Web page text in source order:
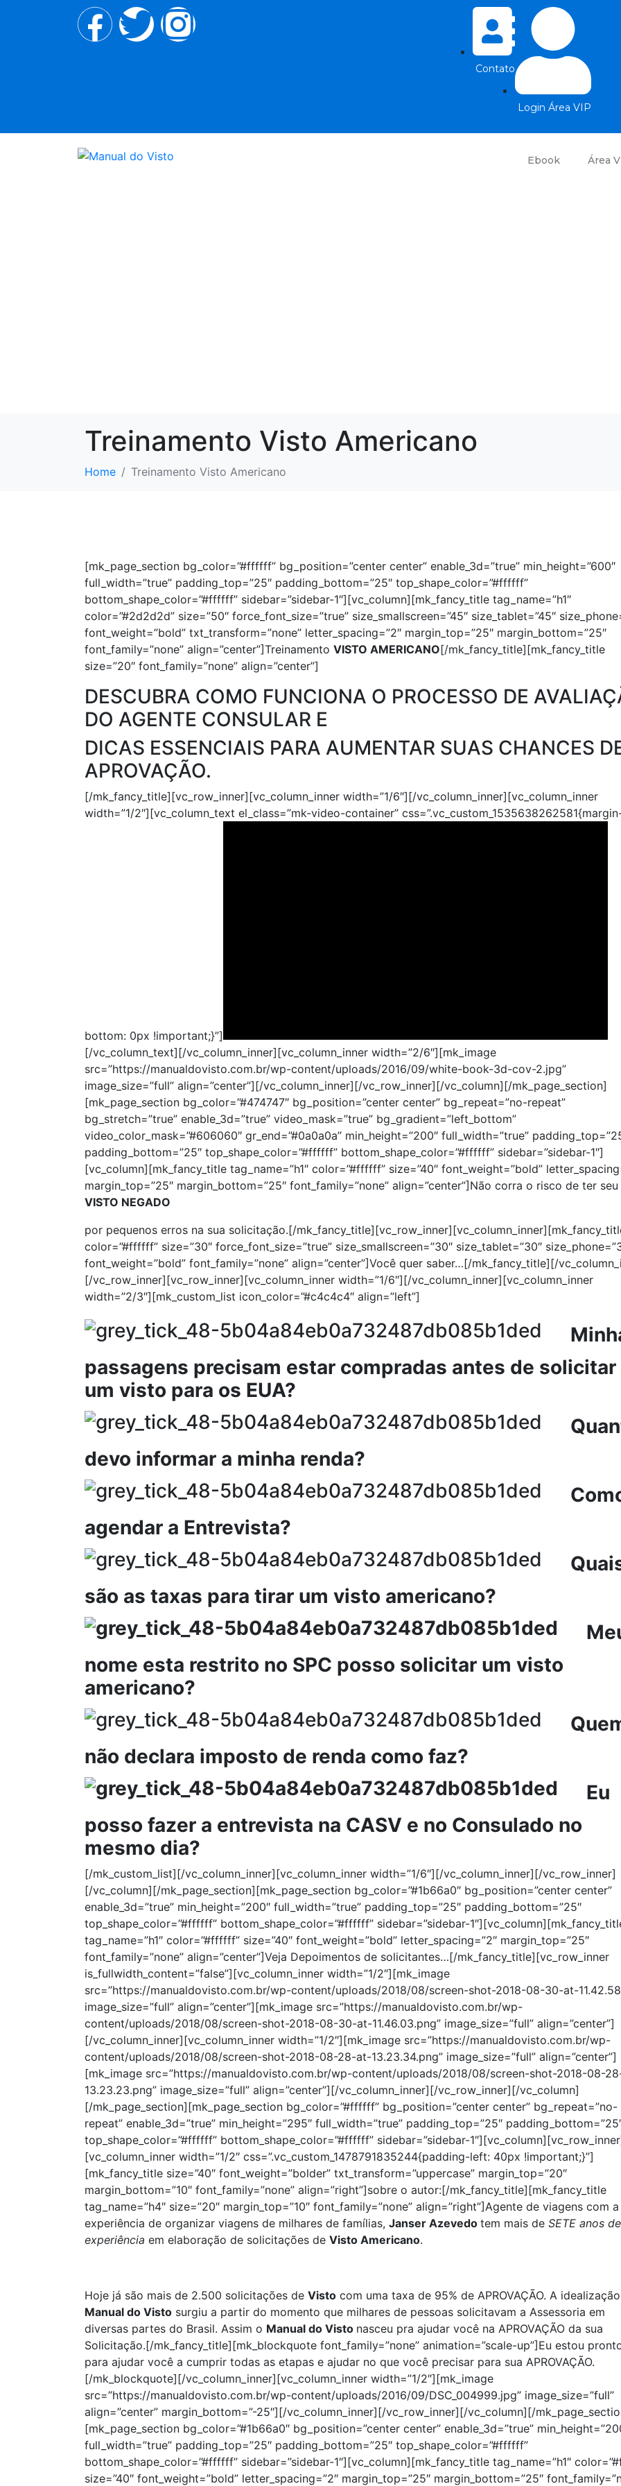
Contato
Login Área VIP
Ebook Área
Treinamento Visto Americano
Home Treinamento Visto Americano
[mk_page_section bg_color=”#ffffff” bg_position=”center center” enable_3d=”true” min_height=”600″
full_width=”true” padding_top=”25″ padding_bottom=”25″ top_shape_color=”#ffffff”
bottom_shape_color=”#ffffff” sidebar=”sidebar-1″][vc_column][mk_fancy_title tag_name=”h1″
color=”#2d2d2d” size=”50″ force_font_size=”true” size_smallscreen=”45″ size_tablet=”45″
font_weight=”bold” txt_transform=”none” letter_spacing=”2″ margin_top=”25″ margin_bottom=”25″
font_family=”none” align=”center”]Treinamento VISTO AMERICANO[/mk_fancy_title][mk_fancy_title
size=”20″ font_family=”none” align=”center”]
DESCUBRA COMO FUNCIONA O PROCESSO DE
DO AGENTE CONSULAR E
DICAS ESSENCIAIS PARA AUMENTAR SUAS CHANCES
APROVAÇÃO.
[/mk_fancy_title][vc_row_inner][vc_column_inner width=”1/6″][/vc_column_inner][vc_column_inner
width=”1/2″][vc_column_text el_class=”mk-video-container”
bottom: 0px !important;}”]
[/vc_column_text][/vc_column_inner][vc_column_inner width=”2/6″][mk_image
src=”https://manualdovisto.com.br/wp-content/uploads/2016/09/white-book-3d-cov-2.jpg”
image_size=”full” align=”center”][/vc_column_inner][/vc_row_inner][/vc_column][/mk_page_section]
[mk_page_section bg_color=”#474747″ bg_position=”center center” bg_repeat=”no-repeat”
bg_stretch=”true” enable_3d=”true” video_mask=”true” bg_gradient=”left_bottom”
video_color_mask=”#606060″ gr_end=”#0a0a0a” min_height=”200″ full_width=”true”
padding_bottom=”25″ top_shape_color=”#ffffff” bottom_shape_color=”#ffffff” sidebar=”sidebar-1″]
[vc_column][mk_fancy_title tag_name=”h1″ color=”#ffffff” size=”40″ font_weight=”bold”
margin_top=”25″ margin_bottom=”25″ font_family=”none” align=”center”]Não corra o risco de ter seu
VISTO NEGADO
por pequenos erros na sua solicitação.[/
color=”#ffffff” size=”30″ force_font_size=”true” size_smallscreen=”30″ size_tablet=”30″
font_weight=”bold” font_family=”none” align=”center”]Você quer saber…[/mk_fancy_title][/
[/vc_row_inner][vc_row_inner][vc_column_inner width=”1/6″][/vc_column_inner][vc_column_inner
width=”2/3″][mk_custom_list icon_color=”#c4c4c4″ align=”left”]
passagens precisam estar compradas antes de solicitar
um visto para os EUA?
devo informar a minha renda?
agendar a Entrevista?
são as taxas para tirar um visto americano?
nome esta restrito no SPC posso solicitar um visto
americano?
não declara imposto de renda como faz?
Eu
posso fazer a entrevista na CASV e no Consulado no
mesmo dia?
[/mk_custom_list][/vc_column_inner][vc_column_inner width=”1/6″][/vc_column_inner][/vc_row_inner]
[/vc_column][/mk_page_section][mk_page_section bg_color=”#1b66a0″ bg_position=”center center”
enable_3d=”true” min_height=”200″ full_width=”true” padding_top=”25″ padding_bottom=”25″
top_shape_color=”#ffffff” bottom_shape_color=”#ffffff” sidebar=”sidebar-
tag_name=”h1″ color=”#ffffff” size=”40″ font_weight=”bold” letter_spacing=”2″ margin_top=”25″
font_family=”none” align=”center”]Veja Depoimentos de solicitantes…[/mk_fancy_title][vc_row_inner
is_fullwidth_content=”false”][vc_column_inner width=”1/2″][mk_image
src=”https://manualdovisto.com.br/wp-content/uploads/2018/08/screen-shot-2018-08-30-at-
image_size=”full” align=”center”][mk_image src=”https://manualdovisto.com.br/wp-
content/uploads/2018/08/screen-shot-2018-08-30-at-11.46.03.png” image_size=”full” align=”center”]
[/vc_column_inner][vc_column_inner width=”1/2″][mk_image src=”https://manualdovisto.com.br/wp-
content/uploads/2018/08/screen-shot-2018-08-28-at-13.23.34.png” image_size=”full” align=”center”]
[mk_image src=”https://manualdovisto.com.br/wp-content/uploads/2018/08/screen-shot-2018-08-
13.23.23.png” image_size=”full” align=”center”][/vc_column_inner][/vc_row_inner][/vc_column]
[/mk_page_section][mk_page_section bg_color=”#ffffff” bg_position=”center center” bg_repeat=”no-
repeat” enable_3d=”true” min_height=”295″ full_width=”true” padding_top=”25″
top_shape_color=”#ffffff” bottom_shape_color=”#ffffff” sidebar=”sidebar-
[vc_column_inner width=”1/2″ css=”.vc_custom_1478791835244{padding-left: 40px !important;}”]
[mk_fancy_title size=”40″ font_weight=”bolder” txt_transform=”uppercase” margin_top=”20″
margin_bottom=”10″ font_family=”none” align=”right”]sobre o autor:[/mk_fancy_title][mk_fancy_title
tag_name=”h4″ size=”20″ margin_top=”10″ font_family=”none” align=”right”]Agente de viagens com a
experiência de organizar viagens de milhares de famílias, Janser Azevedo tem mais de SETE anos de
experiência em elaboração de solicitações de Visto Americano.
Hoje já são mais de 2.500 solicitações de Visto com uma taxa de 95% de APROVAÇÃO. A
Manual do Visto surgiu a partir do momento que milhares de pessoas solicitavam a Assessoria em
diversas partes do Brasil. Assim o Manual do Visto nasceu pra ajudar você na APROVAÇÃO da sua
Solicitação.[/mk_fancy_title][mk_blockquote font_family=”none” animation=”scale-up”]Eu estou
para ajudar você a cumprir todas as etapas e ajudar no que você precisar para sua APROVAÇÃO.
[/mk_blockquote][/vc_column_inner][vc_column_inner width=”1/2″][mk_image
src=”https://manualdovisto.com.br/wp-content/uploads/2016/09/DSC_004999.jpg” image_size=”full”
align=”center” margin_bottom=”-25″][/vc_column_inner][/vc_row_inner][/vc_column][/
[mk_page_section bg_color=”#1b66a0″ bg_position=”center center” enable_3d=”true”
full_width=”true” padding_top=”25″ padding_bottom=”25″ top_shape_color=”#ffffff”
bottom_shape_color=”#ffffff” sidebar=”sidebar-1″][vc_column][mk_fancy_title tag_name=”h1″
size=”40″ font_weight=”bold” letter_spacing=”2″ margin_top=”25″ margin_bottom=”25″